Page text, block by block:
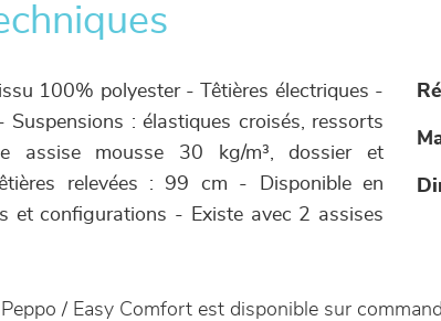
100% polyester - Têtières électriques -
: élastiques croisés, ressorts
assise mousse 30 kg/m³, dossier et
relevées : 99 cm - Disponible en
et configurations - Existe avec 2 assises
/ Easy Comfort est disponible sur